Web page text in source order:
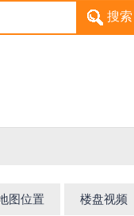
图位置 楼盘视频